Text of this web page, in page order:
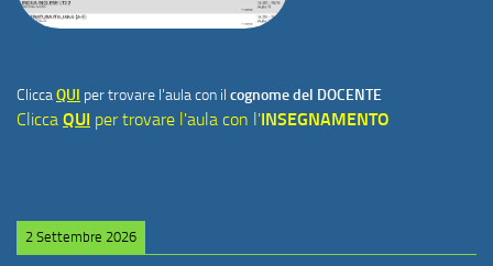
CliccaQUI per trovare l'aula con il cognome del DOCENTE
Clicca QUI per trovare l'aula con l'INSEGNAMENTO
2 Settembre 2026